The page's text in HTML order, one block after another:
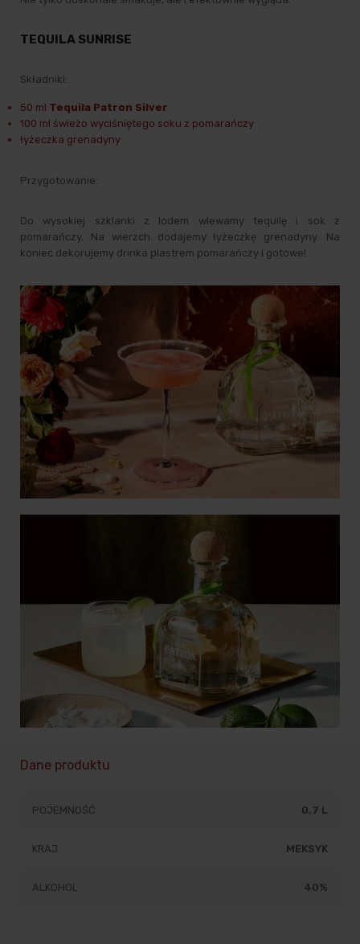
TEQUILA SUNRISE
Składniki:
50 ml Tequila Patron Silver
100 ml świeżo wyciśniętego soku z pomarańczy
łyżeczka grenadyny
Przygotowanie:
Do wysokiej szklanki z lodem wlewamy tequilę i sok z
pomarańczy. Na wierzch dodajemy łyżeczkę grenadyny. Na
koniec dekorujemy drinka plastrem pomarańczy i gotowe!
Dane produktu
POJEMNOŚĆ 0,7 L
KRAJ MEKSYK
ALKOHOL 40%